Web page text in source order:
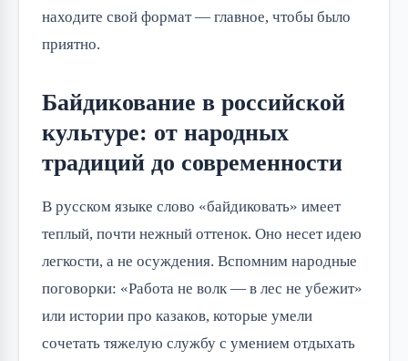
находите свой формат — главное, чтобы было
приятно.
Байдикование в российской
культуре: от народных
традиций до современности
В русском языке слово «байдиковать» имеет
теплый, почти нежный оттенок. Оно несет идею
легкости, а не осуждения. Вспомним народные
поговорки: «Работа не волк — в лес не убежит»
или истории про казаков, которые умели
сочетать тяжелую службу с умением отдыхать